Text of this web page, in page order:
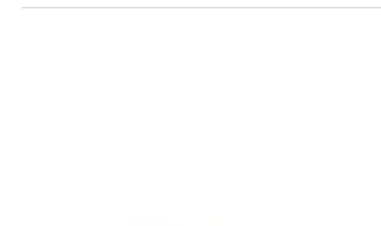
la...